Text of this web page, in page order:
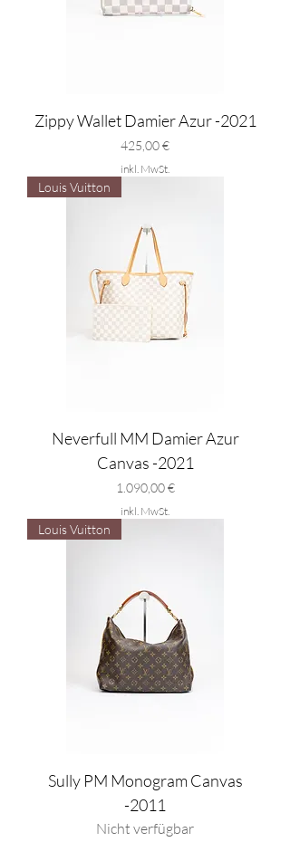
Zippy Wallet Damier Azur -2021
Preis
425,00 €
inkl. MwSt.
Louis Vuitton
Neverfull MM Damier Azur
Canvas -2021
Preis
1.090,00 €
inkl. MwSt.
Louis Vuitton
Sully PM Monogram Canvas
-2011
Nicht verfügbar